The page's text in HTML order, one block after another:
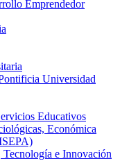
Emprendedor
Universidad
Educativos
Económica
e Innovación